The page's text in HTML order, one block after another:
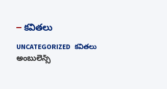
కవితలు
UNCATEGORIZED కవితలు
అంబులెన్స్‌